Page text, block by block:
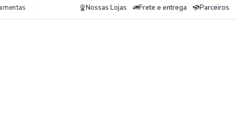
Nossas Lojas Frete e entrega Parceiros